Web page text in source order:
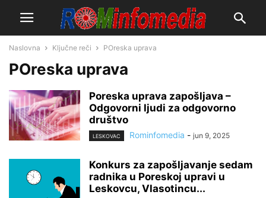
Naslovna Ključne reči POreska uprava
POreska uprava
Poreska uprava zapošljava –
Odgovorni ljudi za odgovorno
društvo
LESKOVAC Rominfomedia - jun 9, 2025
Konkurs za zapošljavanje sedam
radnika u Poreskoj upravi u
Leskovcu, Vlasotincu...